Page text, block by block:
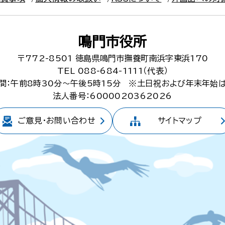
鳴門市役所
〒772-8501
徳島県鳴門市撫養町南浜字東浜170
TEL 088-684-1111（代表）
：午前8時30分～午後5時15分
※土日祝および年末年始
法人番号：6000020362026
ご意見・お問い合わせ サイトマップ